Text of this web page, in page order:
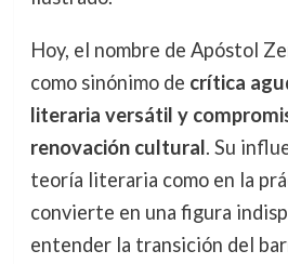
Hoy, el nombre de Apóstol
como sinónimo de crítica
literaria versátil y
renovación cultural. Su
teoría literaria como en la
convierte en una figura
entender la transición del